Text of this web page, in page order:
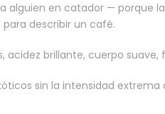
en catador — porque
describir un café.
acidez brillante, cuerpo suave,
sin la intensidad extrema